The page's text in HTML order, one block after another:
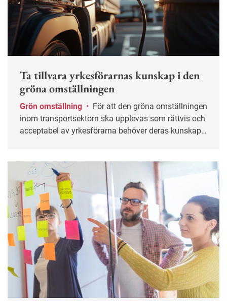
Ta tillvara yrkesförarnas kunskap i den
gröna omställningen
Grön omställning •
inom transportsektorn ska upplevas som rättvis och
acceptabel av yrkesförarna behöver deras kunskap